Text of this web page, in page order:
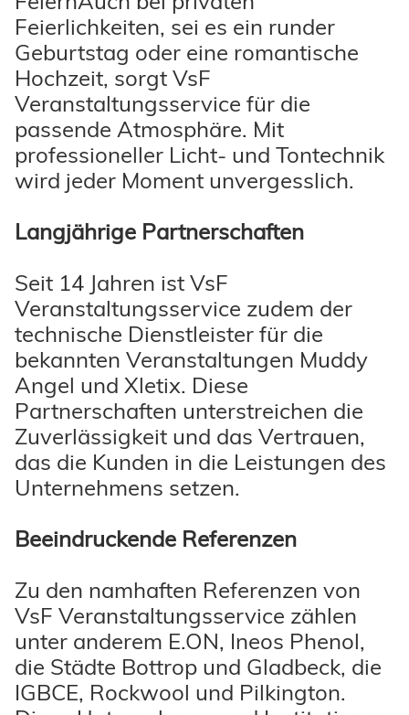
Feierlichkeiten, sei es ein runder
Geburtstag oder eine romantische
Hochzeit, sorgt VsF
Veranstaltungsservice für die
passende Atmosphäre. Mit
professioneller Licht- und Tontechnik
wird jeder Moment unvergesslich.
Langjährige Partnerschaften
Seit 14 Jahren ist VsF
Veranstaltungsservice zudem der
technische Dienstleister für die
bekannten Veranstaltungen Muddy
Angel und Xletix. Diese
Partnerschaften unterstreichen die
Zuverlässigkeit und das Vertrauen,
das die Kunden in die Leistungen des
Unternehmens setzen.
Beeindruckende Referenzen
Zu den namhaften Referenzen von
VsF Veranstaltungsservice zählen
unter anderem E.ON, Ineos Phenol,
die Städte Bottrop und Gladbeck, die
IGBCE, Rockwool und Pilkington.